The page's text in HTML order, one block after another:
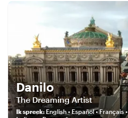
Danilo
The Dreaming Artist
Ik spreek: English • Español • Français •